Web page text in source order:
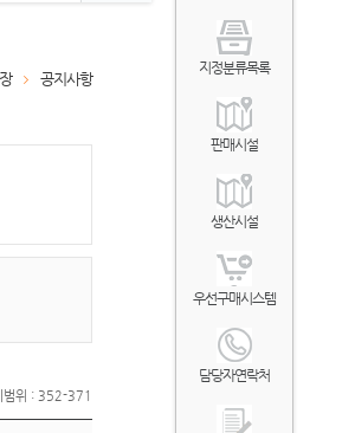
공지사항
범위 : 352-371
지정분류목록
판매시설
생산시설
우선구매시스템
담당자연락처